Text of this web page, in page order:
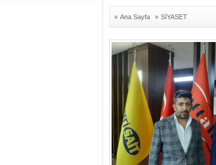
» Ana Sayfa » SİYASET